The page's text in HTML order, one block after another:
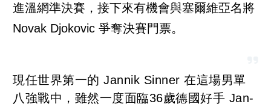
進溫網準決賽，接下來有機會與塞爾維亞名將
Novak Djokovic 爭奪決賽門票。
現任世界第一的 Jannik Sinner 在這場男單
八強戰中，雖然一度面臨36歲德國好手 Jan-